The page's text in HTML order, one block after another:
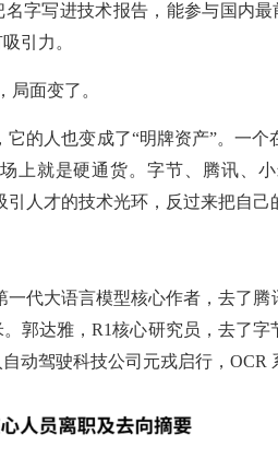
字写进技术报告，能参与国内
引力。
局面变了。
它的人也变成了“明牌资产”。一
上就是硬通货。字节、腾讯、
引人才的技术光环，反过来把自己
一代大语言模型核心作者，去
郭达雅，R1核心研究员，去了
动驾驶科技公司元戎启行，OCR